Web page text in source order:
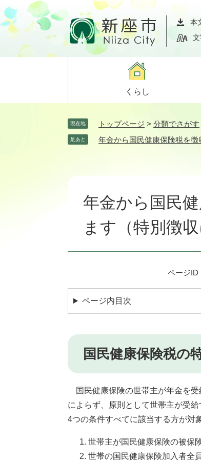
ペ
ー
ジ
メ
ニ
ュ
て
本
くらし
現在地 トップページ > 分類でさがす
足あと 年金から国民健康保険税を徴
年金から国民
ます（特別徴収
ページID
ページ内目次
国民健康保険税の
国民健康保険の世帯主が年金を受
によらず、原則として世帯主が受
4つの条件すべてに該当する方が対
世帯主が国民健康保険の被保
世帯の国民健康保険加入者全